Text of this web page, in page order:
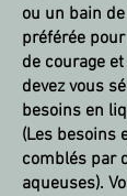
ou un bain
préférée
de courage
devez vous
besoins en
(Les besoins
comblés par
aqueuses).